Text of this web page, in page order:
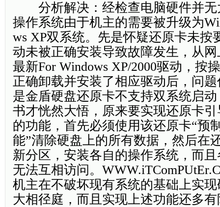
分析解决：经检查电脑硬件并无
操作系统由于机主的需要被升级为
ws XP双系统。先是怀疑还原卡未按
动未被正确安装导致故障发生，从
最新For Windows XP/2000驱动，按
正确卸载并安装了相应驱动后，问
是金盾硬盘还原卡不支持双系统启
书才恍然大悟，原来要实现还原卡
的功能，首先必须使用该还原卡“预
能”清除硬盘上的所有数据，然后在
新分区，安装各自的操作系统，而
无法互相访问。
机主在不破坏现有系统的基础上实
大相径庭，而且实现上述功能还多